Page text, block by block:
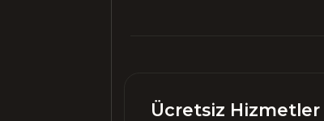
Ücretsiz Hizmetler